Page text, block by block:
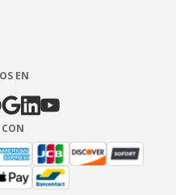
EN
CON